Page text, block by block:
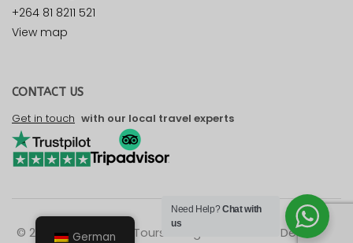
+264 81 8211 521
View map
CONTACT US
Get in touch with our local travel experts
© 2026 Safari World Tours. All rights reserved. Design by
German
Need Help?Chat with
us